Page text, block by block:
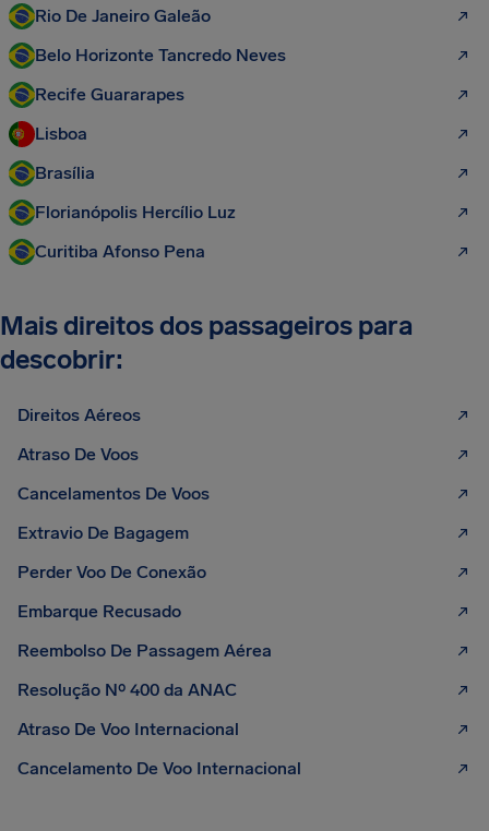
Rio De Janeiro Galeão
Belo Horizonte Tancredo Neves
Recife Guararapes
Lisboa
Brasília
Florianópolis Hercílio Luz
Curitiba Afonso Pena
Mais direitos dos passageiros para
descobrir:
Direitos Aéreos
Atraso De Voos
Cancelamentos De Voos
Extravio De Bagagem
Perder Voo De Conexão
Embarque Recusado
Reembolso De Passagem Aérea
Resolução Nº 400 da ANAC
Atraso De Voo Internacional
Cancelamento De Voo Internacional